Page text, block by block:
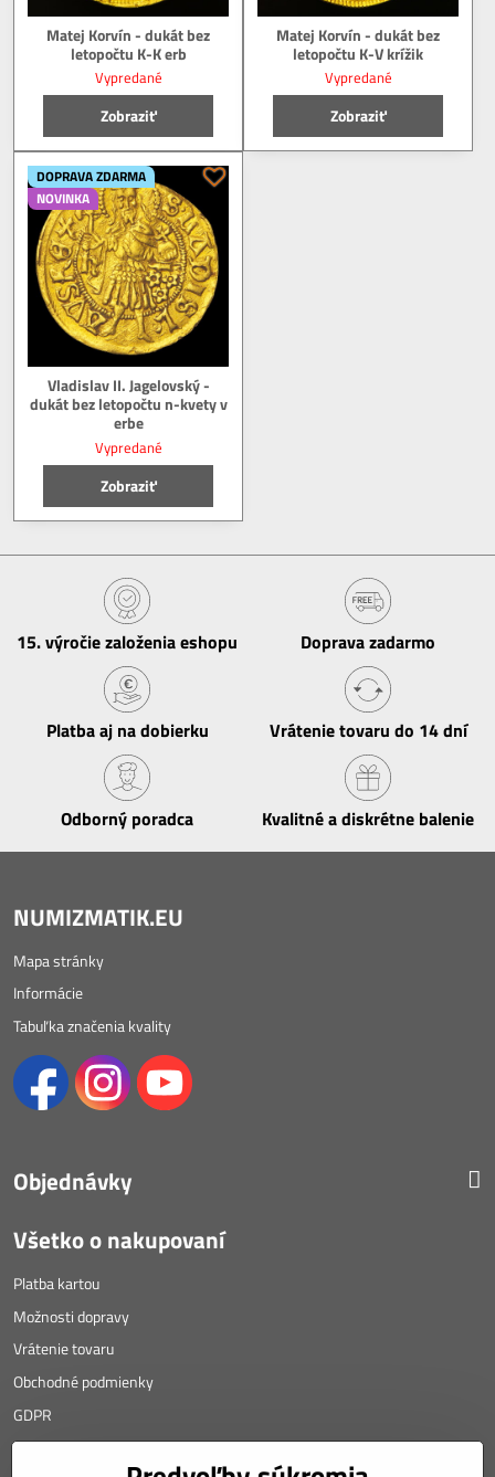
Matej Korvín - dukát bez
letopočtu K-K erb
Vypredané
Zobraziť
Matej Korvín - dukát bez
letopočtu K-V krížik
Vypredané
Zobraziť
DOPRAVA ZDARMA
NOVINKA
Vladislav II. Jagelovský -
dukát bez letopočtu n-kvety v
erbe
Vypredané
Zobraziť
15​. výročie založenia eshopu Doprava zadarmo
Platba aj na dobierku Vrátenie tovaru do 14 dní
Odborný poradca Kvalitné a diskrétne balenie
NUMIZMATIK.EU
Mapa stránky
Informácie
Tabuľka značenia kvality
Objednávky
Všetko o nakupovaní
Platba kartou
Možnosti dopravy
Vrátenie tovaru
Obchodné podmienky
GDPR